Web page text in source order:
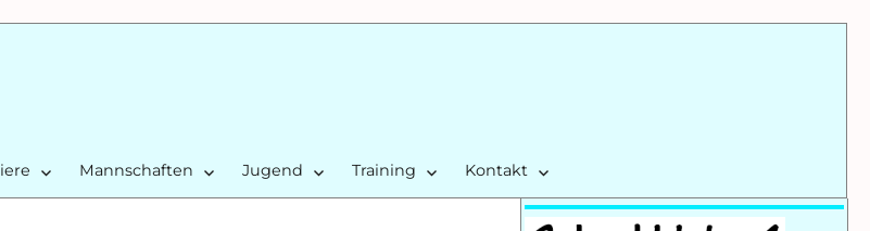
Mannschaften Jugend Training Kontakt